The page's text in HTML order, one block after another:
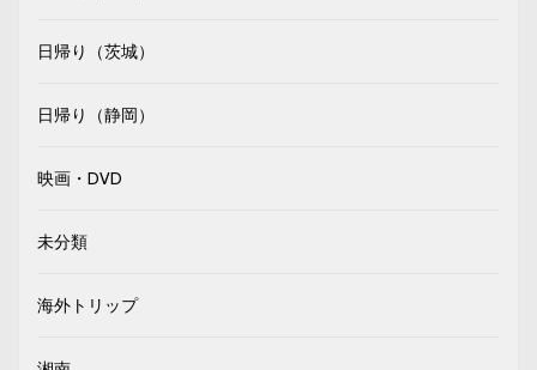
日帰り（茨城）
日帰り（静岡）
映画・DVD
未分類
海外トリップ